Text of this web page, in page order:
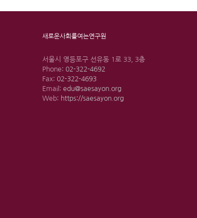
새로운사회를여는연구원
서울시 영등포구 선유동 1로 33, 3층
Phone: 02-322-4692
Fax: 02-322-4693
Email: edu@saesayon.org
Web: https://saesayon.org